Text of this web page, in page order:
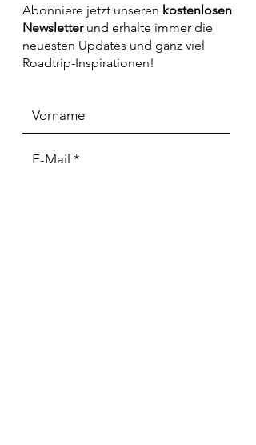
Abonniere jetzt unseren kostenlosen
Newsletter und erhalte immer die
neuesten Updates und ganz viel
Roadtrip-Inspirationen!